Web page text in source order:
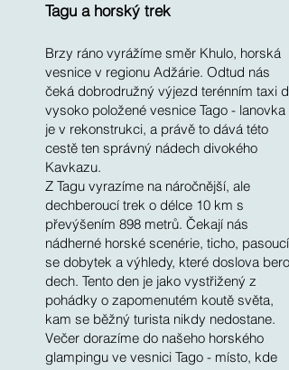
Tagu a horský trek
Brzy ráno vyrážíme směr Khulo, horská
vesnice v regionu Adžárie. Odtud nás
čeká dobrodružný výjezd terénním taxi do
vysoko položené vesnice Tago - lanovka
je v rekonstrukci, a právě to dává této
cestě ten správný nádech divokého
Kavkazu.
Z Tagu vyrazíme na náročnější, ale
dechberoucí trek o délce 10 km s
převýšením 898 metrů. Čekají nás
nádherné horské scenérie, ticho, pasoucí
se dobytek a výhledy, které doslova berou
dech. Tento den je jako vystřižený z
pohádky o zapomenutém koutě světa,
kam se běžný turista nikdy nedostane.
Večer dorazíme do našeho horského
glampingu ve vesnici Tago - místo, kde